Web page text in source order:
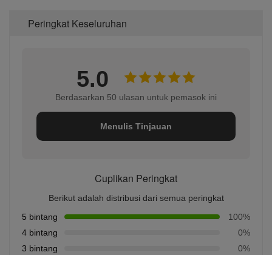
Peringkat Keseluruhan
5.0
Berdasarkan 50 ulasan untuk pemasok ini
Menulis Tinjauan
Cuplikan Peringkat
Berikut adalah distribusi dari semua peringkat
5 bintang
100%
4 bintang
0%
3 bintang
0%